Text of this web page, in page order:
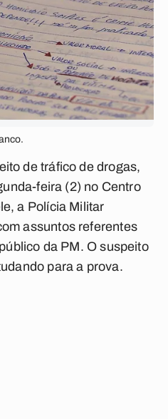
de tráfico de drogas,
feira (2) no Centro
a Polícia Militar
assuntos referentes
da PM. O suspeito
para a prova.